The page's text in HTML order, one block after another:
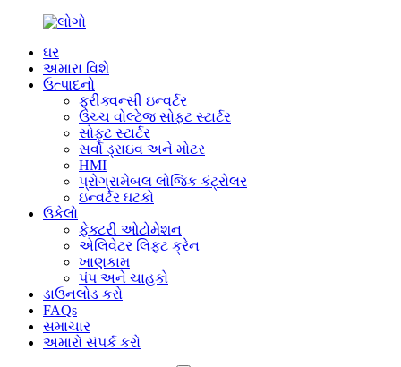
ઘર
અમારા વિશે
ઉત્પાદનો
ફ્રીક્વન્સી ઇન્વર્ટર
ઉચ્ચ વોલ્ટેજ સોફ્ટ સ્ટાર્ટર
સોફ્ટ સ્ટાર્ટર
સર્વો ડ્રાઇવ અને મોટર
HMI
પ્રોગ્રામેબલ લોજિક કંટ્રોલર
ઇન્વર્ટર ઘટકો
ઉકેલો
ફેક્ટરી ઓટોમેશન
એલિવેટર લિફ્ટ ક્રેન
ખાણકામ
પંપ અને ચાહકો
ડાઉનલોડ કરો
FAQs
સમાચાર
અમારો સંપર્ક કરો